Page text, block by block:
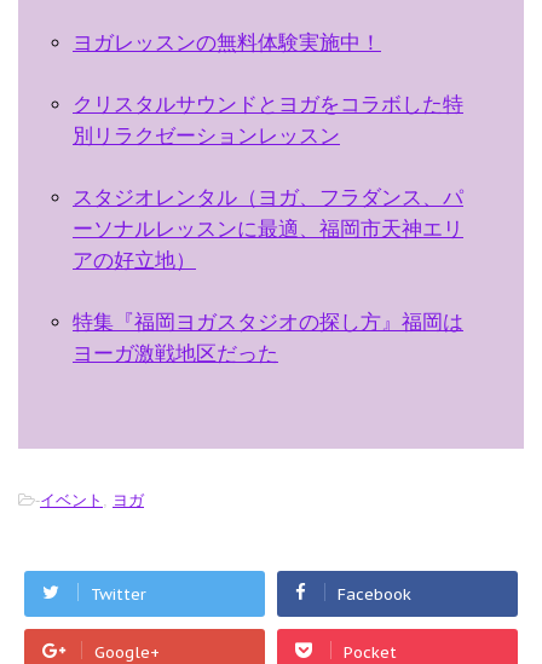
ヨガレッスンの無料体験実施中！
クリスタルサウンドとヨガをコラボした特
別リラクゼーションレッスン
スタジオレンタル（ヨガ、フラダンス、パ
ーソナルレッスンに最適、福岡市天神エリ
アの好立地）
特集『福岡ヨガスタジオの探し方』福岡は
ヨーガ激戦地区だった
-イベント , ヨガ
Twitter Facebook
Google+ Pocket